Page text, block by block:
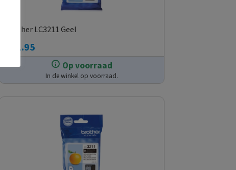
Op voorraad
In de winkel op voorraad.
Brother LC3211 Geel
12.95